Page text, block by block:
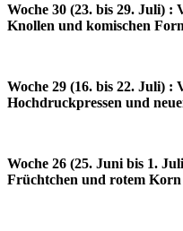
Woche 30 (23. bis 29. Juli) :
Knollen und komischen
Woche 29 (16. bis 22. Juli) :
Hochdruckpressen und
Woche 26 (25. Juni bis 1.
Früchtchen und rotem Korn